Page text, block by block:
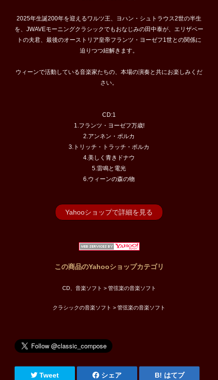
2025年生誕200年を迎えるワルツ王、ヨハン・シュトラウス2世の半生
を、JWAVEモーニングクラシックでもおなじみの田中泰が、エリザベー
トの夫君、最後のオーストリア皇帝フランツ・ヨーゼフ1世との関係に
迫りつつ紐解きます。
ウィーンで活動している音楽家たちの、本場の演奏と共にお楽しみくだ
さい。
CD:1
1.フランツ・ヨーゼフ万歳!
2.アンネン・ポルカ
3.トリッチ・トラッチ・ポルカ
4.美しく青きドナウ
5.雷鳴と電光
6.ウィーンの森の物
Yahooショップで詳細を見る
この商品のYahooショップカテゴリ
CD、音楽ソフト > 管弦楽の音楽ソフト
クラシックの音楽ソフト > 管弦楽の音楽ソフト
Tweet シェア はてブ